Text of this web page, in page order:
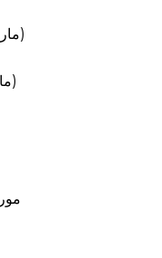
(مارس 8, 2024)
(مارس 8, 2024)